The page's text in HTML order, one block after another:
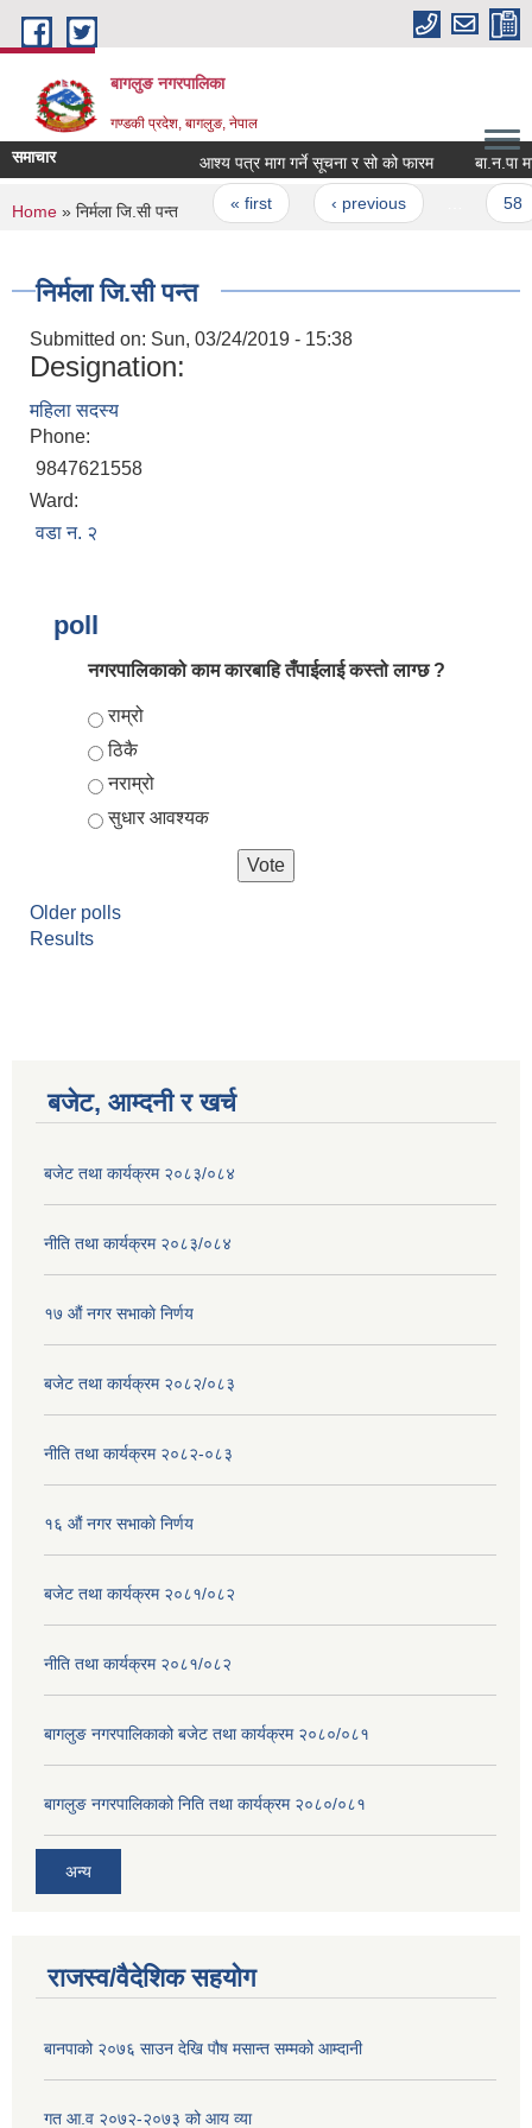
Skip to main content
बागलुङ नगरपालिका
गण्डकी प्रदेश, बागलुङ, नेपाल
समाचार आश्य पत्र माग गर्ने सूचना र सो को फारम बा.न.पा मा
Pages
« first ‹ previous
You are here
Home » निर्मला जि.सी पन्त
निर्मला जि.सी पन्त
Submitted on: Sun, 03/24/2019 - 15:38
Designation:
महिला सदस्य
Phone:
9847621558
Ward:
वडा न. २
poll
नगरपालिकाको काम कारबाहि तँपाईलाई कस्तो लाग्छ ?
Choices
राम्रो
ठिकै
नराम्रो
सुधार आवश्यक
Older polls
Results
बजेट, आम्दनी र खर्च
बजेट तथा कार्यक्रम २०८३/०८४
नीति तथा कार्यक्रम २०८३/०८४
१७ ‌‍औं नगर सभाकाे निर्णय
बजेट तथा कार्यक्रम २०८२/०८३
नीति तथा कार्यक्रम २०८२-०८३
१६ ‌औं नगर सभाकाे निर्णय
बजेट तथा कार्यक्रम २०८१/०८२
नीति तथा कार्यक्रम २०८१/०८२
बागलुङ नगरपालिकाको बजेट तथा कार्यक्रम २०८०/०८१
बागलुङ नगरपालिकाको निति तथा कार्यक्रम २०८०/०८१
अन्य
राजस्व/वैदेशिक सहयोग
बानपाको २०७६ साउन देखि पौष मसान्त सम्मको आम्दानी
गत आ.व २०७२-२०७३ को आय व्या